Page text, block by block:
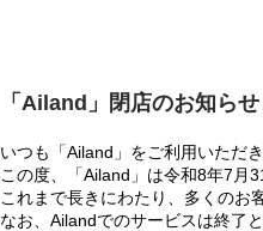
「Ailand」閉店のお知ら
いつも「Ailand」をご利用いただ
この度、「Ailand」は令和8年7月
これまで長きにわたり、多くのお
なお、Ailandでのサービスは終了